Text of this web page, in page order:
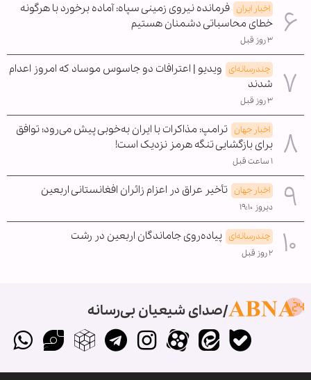
اخبار ایران فرمانده نیروی زمینی سپاه: آماده برخورد با هرگونه
خطای محاسباتی دشمنان هستیم
۳ روز قبل
چندرسانه‌ای ویدیو | اعترافات دو جاسوس موساد که امروز اعدام
شدند
۳ روز قبل
اخبار جهان ترامپ: مذاکرات با ایران به‌خوبی پیش می‌رود؛ توافق
برای بازگشایی تنگه هرمز نزدیک است!
۱ ساعت قبل
اخبار جهان تأخیر عراق در اعزام زائران افغانستانی اربعین
دیروز ۱۹:۱۰
چندرسانه‌ای پیاده‌روی جاماندگان اربعین در رشت
۲ روز قبل
صدای شیعیان بی‌رسانه